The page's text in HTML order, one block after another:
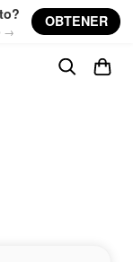
→
OBTENER